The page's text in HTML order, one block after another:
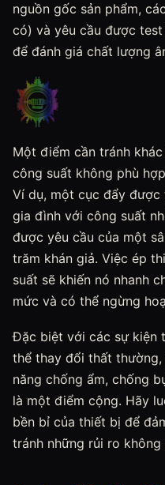
nguồn gốc sản phẩm,
có) và yêu cầu được
để đánh giá chất lượng
Một điểm cần tránh
công suất không phù
Ví dụ, một cục đẩy được
gia đình với công suất
được yêu cầu của một
trăm khán giả. Việc ép
suất sẽ khiến nó nhanh
mức và có thể ngừng
Đặc biệt với các sự kiện
thể thay đổi thất
năng chống ẩm, chống
là một điểm cộng. Hãy
bền bỉ của thiết bị để
tránh những rủi ro không